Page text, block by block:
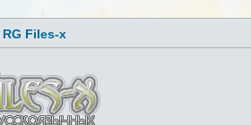
RG Files-x